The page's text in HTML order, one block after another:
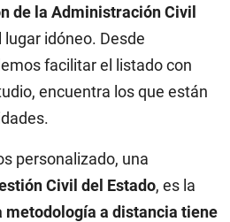
de la Administración Civil
lugar idóneo. Desde
facilitar el listado con
encuentra los que están
personalizado, una
Civil del Estado, es la
metodología a distancia tiene